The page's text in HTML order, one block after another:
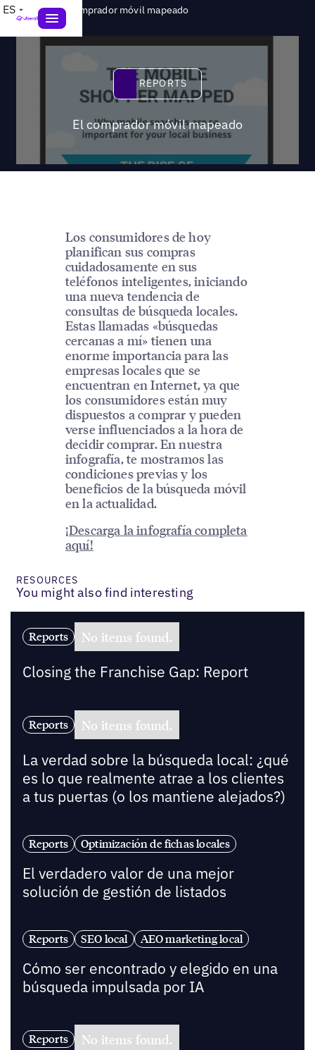
ES Reports>El comprador móvil mapeado
Reports
REPORTS
El comprador móvil mapeado
Los consumidores de hoy
planifican sus compras
cuidadosamente en sus
teléfonos inteligentes, iniciando
una nueva tendencia de
consultas de búsqueda locales.
Estas llamadas «búsquedas
cercanas a mí» tienen una
enorme importancia para las
empresas locales que se
encuentran en Internet, ya que
los consumidores están muy
dispuestos a comprar y pueden
verse influenciados a la hora de
decidir comprar. En nuestra
infografía, te mostramos las
condiciones previas y los
beneficios de la búsqueda móvil
en la actualidad.
¡Descarga la infografía completa
aquí!
RESOURCES
You might also find interesting
Reports No items found.
Closing the Franchise Gap: Report
Reports No items found.
La verdad sobre la búsqueda local: ¿qué
es lo que realmente atrae a los clientes
a tus puertas (o los mantiene alejados?)
Reports Optimización de fichas locales
El verdadero valor de una mejor
solución de gestión de listados
Reports SEO local AEO marketing local
Cómo ser encontrado y elegido en una
búsqueda impulsada por IA
Reports No items found.